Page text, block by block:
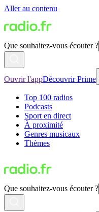
Aller au contenu
Que souhaitez-vous écouter ?
Ouvrir l'appDécouvrir Prime
Top 100 radios
Podcasts
Sport en direct
À proximité
Genres musicaux
Thèmes
Que souhaitez-vous écouter ?